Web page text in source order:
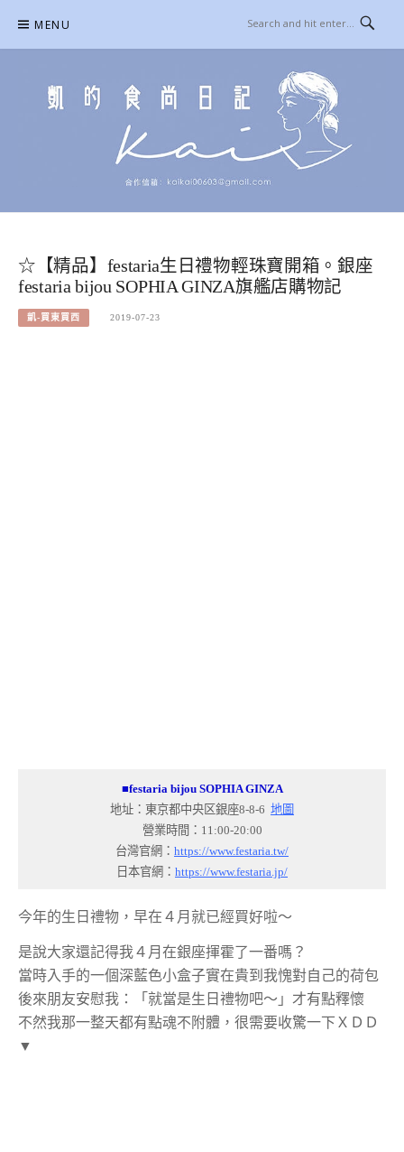
content
MENU
☆【精品】festaria生日禮物輕珠寶開箱。銀座
festaria bijou SOPHIA GINZA旗艦店購物記
凱-買東買西 2019-07-23
■festaria bijou SOPHIA GINZA
地址：東京都中央区銀座8-8-6 地圖
營業時間：11:00-20:00
台灣官網： https://www.festaria.tw/
日本官網： https://www.festaria.jp/
今年的生日禮物，早在４月就已經買好啦～
是說大家還記得我４月在銀座揮霍了一番嗎？
當時入手的一個深藍色小盒子實在貴到我愧對自己的荷包
後來朋友安慰我：「就當是生日禮物吧～」才有點釋懷
不然我那一整天都有點魂不附體，很需要收驚一下ＸＤＤ
▼